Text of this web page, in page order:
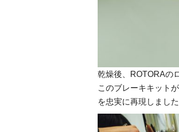
乾燥後、ROTORAの
このブレーキキット
を忠実に再現しました